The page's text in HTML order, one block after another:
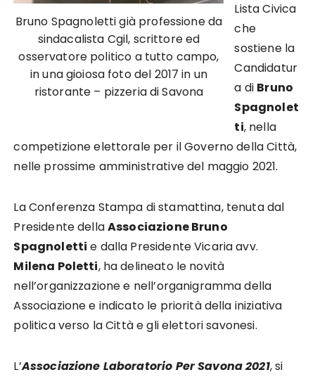
Bruno Spagnoletti già professione da
sindacalista Cgil, scrittore ed
osservatore politico a tutto campo,
in una gioiosa foto del 2017 in un
ristorante – pizzeria di Savona
Lista Civica
che
sostiene la
Candidatur
a di Bruno
Spagnolet
ti, nella
competizione elettorale per il Governo della Città,
nelle prossime amministrative del maggio 2021.
La Conferenza Stampa di stamattina, tenuta dal
Presidente dellaAssociazione Bruno
Spagnoletti e dalla Presidente Vicaria avv.
Milena Poletti, ha delineato le novità
nell’organizzazione e nell’organigramma della
Associazione e indicato le priorità della iniziativa
politica verso la Città e gli elettori savonesi.
L’Associazione Laboratorio Per Savona 2021, si